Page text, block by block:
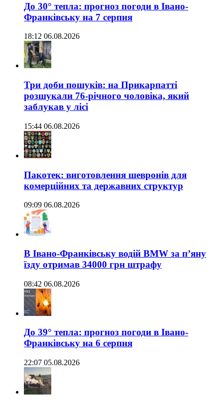
До 30° тепла: прогноз погоди в Івано-
Франківську на 7 серпня
18:12 06.08.2026
Три доби пошуків: на Прикарпатті
розшукали 76-річного чоловіка, який
заблукав у лісі
15:44 06.08.2026
Пакотек: виготовлення шевронів для
комерційних та державних структур
09:09 06.08.2026
В Івано-Франківську водій BMW за п’яну
їзду отримав 34000 грн штрафу
08:42 06.08.2026
До 39° тепла: прогноз погоди в Івано-
Франківську на 6 серпня
22:07 05.08.2026